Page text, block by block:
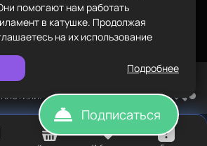
TopROI
помогают нам работать
в катушке. Продолжая
на их использование
Подробнее
Подписаться